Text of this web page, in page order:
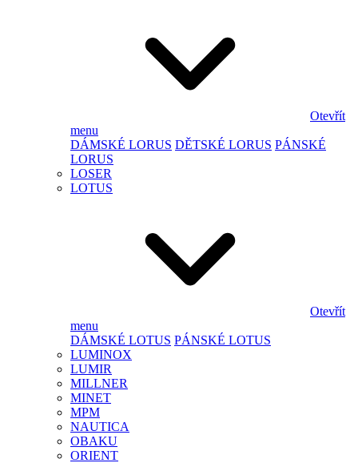
Otevřít
menu
DÁMSKÉ LORUS DĚTSKÉ LORUS PÁNSKÉ
LORUS
LOSER
LOTUS
Otevřít
menu
DÁMSKÉ LOTUS PÁNSKÉ LOTUS
LUMINOX
LUMIR
MILLNER
MINET
MPM
NAUTICA
OBAKU
ORIENT